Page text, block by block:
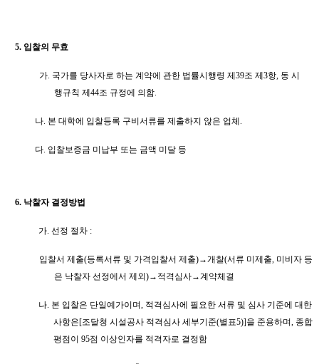
5. 입찰의 무효
가. 국가를 당사자로 하는 계약에 관한 법률시행령 제39조 제3항, 동 시
행규칙 제44조 규정에 의함.
나. 본 대학에 입찰등록 구비서류를 제출하지 않은 업체.
다. 입찰보증금 미납부 또는 금액 미달 등
6. 낙찰자 결정방법
가.선정 절차 :
입찰서 제출(등록서류 및 가격입찰서 제출)→개찰(서류 미제출, 미비자 등
은 낙찰자 선정에서 제외)→ 적격심사→계약체결
나. 본 입찰은 단일예가이며, 적격심사에 필요한 서류 및 심사 기준에 대한
사항은[조달청 시설공사 적격심사 세부기준(별표5)]을 준용하며, 종합
평점이 95점 이상인자를 적격자로 결정함